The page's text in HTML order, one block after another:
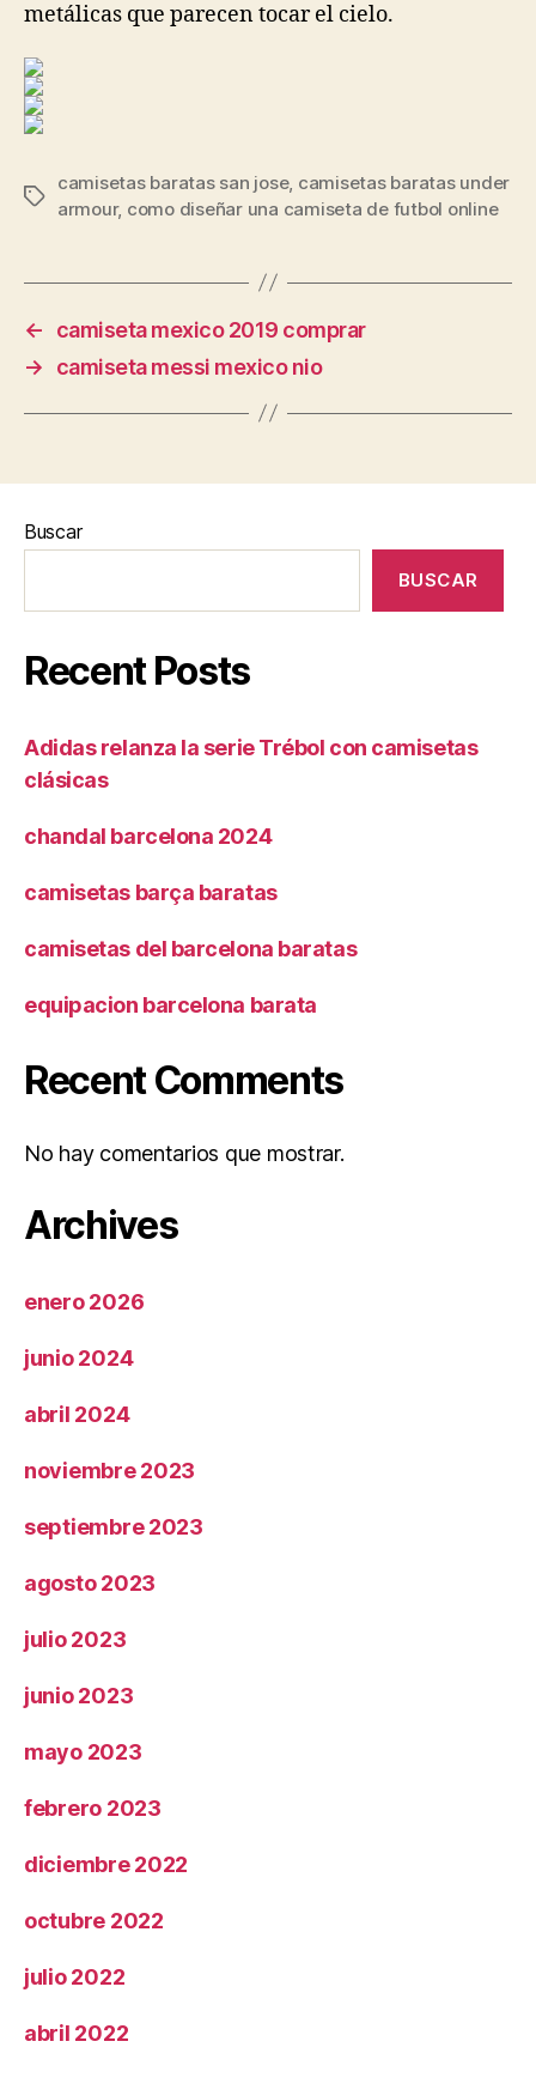
metálicas que parecen tocar el cielo.
Etiquetas
camisetas baratas san jose, camisetas baratas under
armour, como diseñar una camiseta de futbol online
←
camiseta mexico 2019 comprar
→
camiseta messi mexico nio
Buscar
BUSCAR
Recent Posts
Adidas relanza la serie Trébol con camisetas
clásicas
chandal barcelona 2024
camisetas barça baratas
camisetas del barcelona baratas
equipacion barcelona barata
Recent Comments
No hay comentarios que mostrar.
Archives
enero 2026
junio 2024
abril 2024
noviembre 2023
septiembre 2023
agosto 2023
julio 2023
junio 2023
mayo 2023
febrero 2023
diciembre 2022
octubre 2022
julio 2022
abril 2022